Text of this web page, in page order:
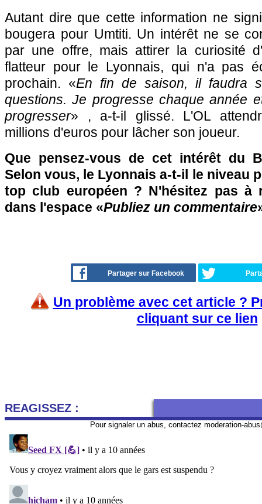
Autant dire que cette information ne
bougera pour Umtiti. Un intérêt ne se
par une offre, mais attirer la curiosité
flatteur pour le Lyonnais, qui n'a pas
prochain. «En fin de saison, il faudra
questions. Je progresse chaque année
progresser» , a-t-il glissé. L'OL
millions d'euros pour lâcher son joueur.
Que pensez-vous de cet intérêt du
Selon vous, le Lyonnais a-t-il le niveau
top club européen ? N'hésitez pas à
dans l'espace «Publiez un commentaire
Partager sur Facebook
Un problème avec cet article ?
cliquant sur ce lien
REAGISSEZ :
Pour signaler un abus, contactez moderation-